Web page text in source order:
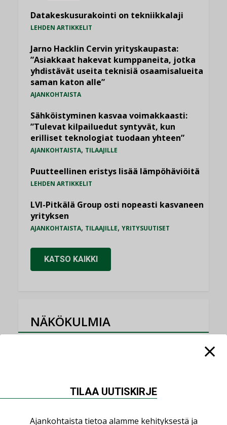
Datakeskusurakointi on tekniikkalaji
LEHDEN ARTIKKELIT
Jarno Hacklin Cervin yrityskaupasta:
”Asiakkaat hakevat kumppaneita, jotka
yhdistävät useita teknisiä osaamisalueita
saman katon alle”
AJANKOHTAISTA
Sähköistyminen kasvaa voimakkaasti:
”Tulevat kilpailuedut syntyvät, kun
erilliset teknologiat tuodaan yhteen”
AJANKOHTAISTA, TILAAJILLE
Puutteellinen eristys lisää lämpöhäviöitä
LEHDEN ARTIKKELIT
LVI-Pitkälä Group osti nopeasti kasvaneen
yrityksen
AJANKOHTAISTA, TILAAJILLE, YRITYSUUTISET
KATSO KAIKKI
NÄKÖKULMIA
Sähköistäminen säästää euroja
TILAA UUTISKIRJE
Ajankohtaista tietoa alamme kehityksestä ja